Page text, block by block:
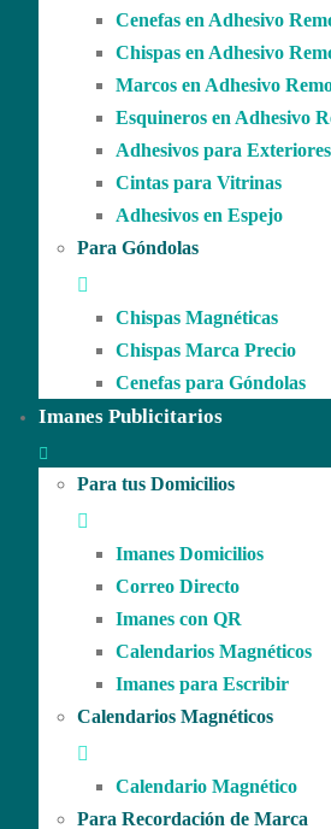
Cenefas en Adhesivo
Chispas en Adhesivo
Marcos en Adhesivo
Esquineros en Adhesivo
Adhesivos para Exteriores
Cintas para Vitrinas
Adhesivos en Espejo
Para Góndolas
Chispas Magnéticas
Chispas Marca Precio
Cenefas para Góndolas
Imanes Publicitarios
Para tus Domicilios
Imanes Domicilios
Correo Directo
Imanes con QR
Calendarios Magnéticos
Imanes para Escribir
Calendarios Magnéticos
Calendario Magnético
Para Recordación de Marca